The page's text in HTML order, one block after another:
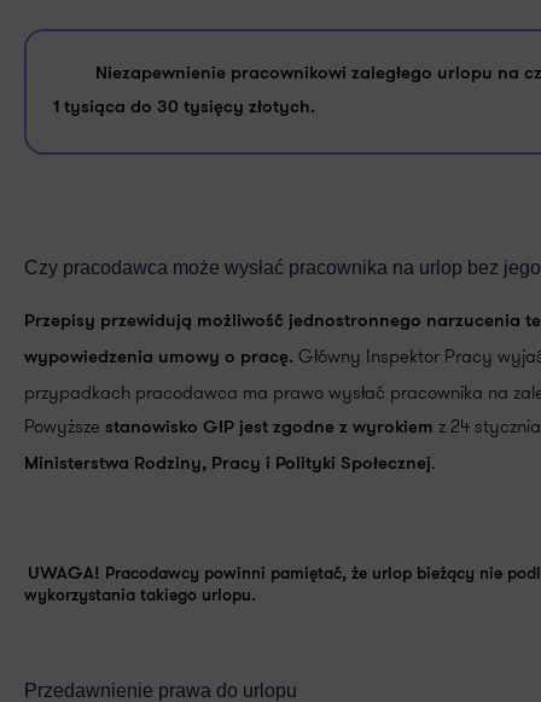
Niezapewnienie pracownikowi zaległego urlopu na
1 tysiąca do 30 tysięcy złotych.
Czy pracodawca może wysłać pracownika na urlop bez
Przepisy przewidują możliwość jednostronnego narzucenia
wypowiedzenia umowy o pracę. Główny Inspektor Pracy
przypadkach pracodawca ma prawo wysłać pracownika na
Powyższe stanowisko GIP jest zgodne z wyrokiem z 24
Ministerstwa Rodziny, Pracy i Polityki Społecznej.
UWAGA! Pracodawcy powinni pamiętać, że urlop bieżący nie
wykorzystania takiego urlopu.
Przedawnienie prawa do urlopu